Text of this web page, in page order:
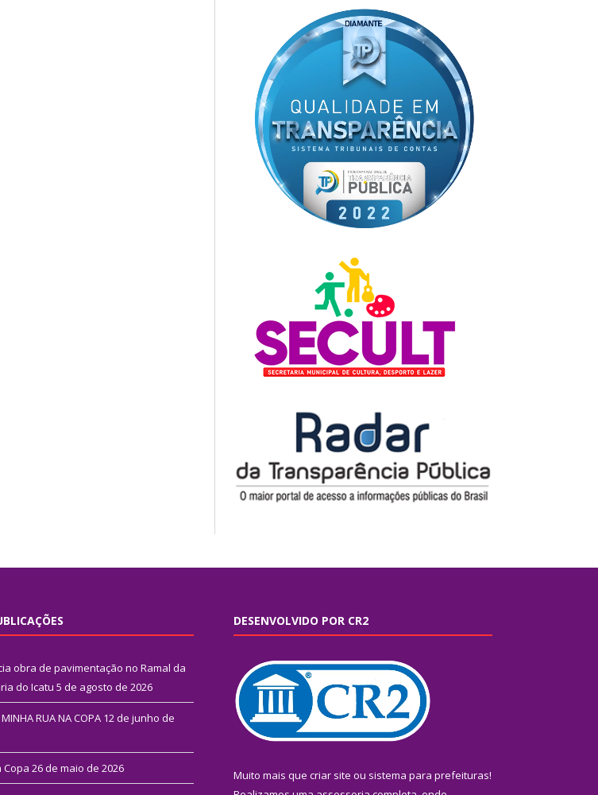
obra de pavimentação no Ramal da
do Icatu 5 de agosto de 2026
RUA NA COPA 12 de junho de
Copa 26 de maio de 2026
DESENVOLVIDO POR CR2
Muito mais que criar site ou sistema para prefeituras!